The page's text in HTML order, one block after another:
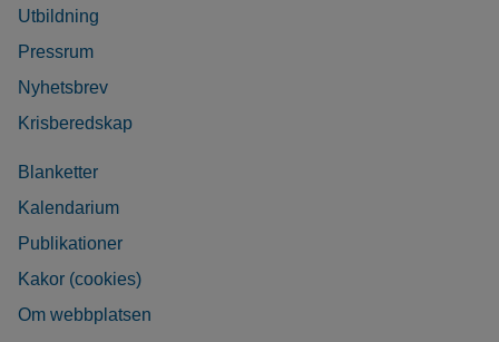
Utbildning
Pressrum
Nyhetsbrev
Krisberedskap
Blanketter
Kalendarium
Publikationer
Kakor (cookies)
Om webbplatsen